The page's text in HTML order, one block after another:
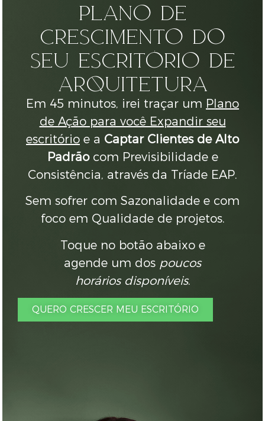
Plano de
Crescimento do
seu Escritório de
Arquitetura
Em 45 minutos, irei traçar um Plano
de Ação para você Expandir seu
escritório e a Captar Clientes de Alto
Padrão com Previsibilidade e
Consistência, através da Tríade EAP.
Sem sofrer com Sazonalidade e com
foco em Qualidade de projetos.
Toque no botão abaixo e
agende um dos poucos
horários disponíveis.
QUERO CRESCER MEU ESCRITÓRIO